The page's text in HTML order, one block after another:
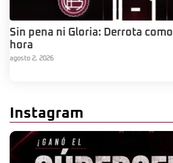
Sin pena ni Gloria: Derrota
hora
agosto 2, 2026
Instagram